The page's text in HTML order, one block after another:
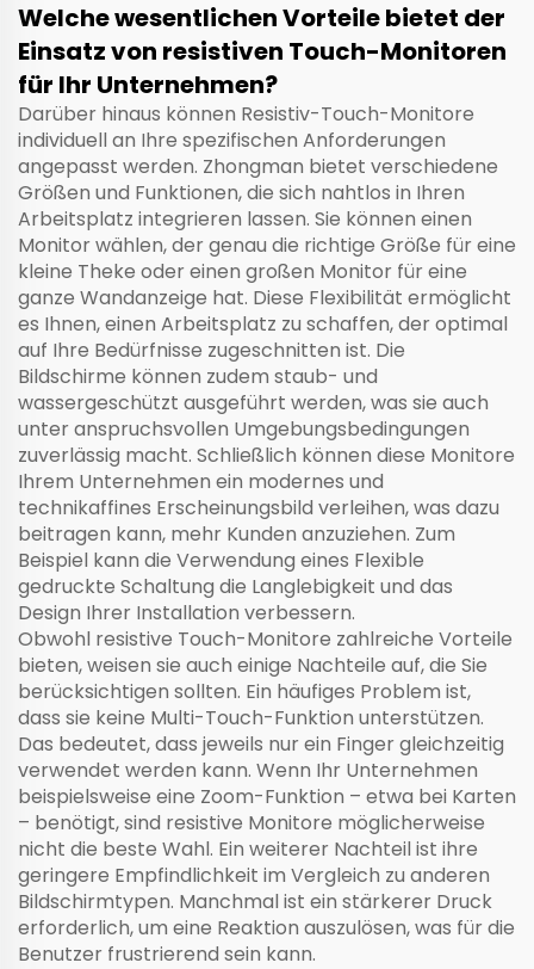
Welche wesentlichen Vorteile bietet der
Einsatz von resistiven Touch-Monitoren
für Ihr Unternehmen?
Darüber hinaus können Resistiv-Touch-Monitore
individuell an Ihre spezifischen Anforderungen
angepasst werden. Zhongman bietet verschiedene
Größen und Funktionen, die sich nahtlos in Ihren
Arbeitsplatz integrieren lassen. Sie können einen
Monitor wählen, der genau die richtige Größe für eine
kleine Theke oder einen großen Monitor für eine
ganze Wandanzeige hat. Diese Flexibilität ermöglicht
es Ihnen, einen Arbeitsplatz zu schaffen, der optimal
auf Ihre Bedürfnisse zugeschnitten ist. Die
Bildschirme können zudem staub- und
wassergeschützt ausgeführt werden, was sie auch
unter anspruchsvollen Umgebungsbedingungen
zuverlässig macht. Schließlich können diese Monitore
Ihrem Unternehmen ein modernes und
technikaffines Erscheinungsbild verleihen, was dazu
beitragen kann, mehr Kunden anzuziehen. Zum
Beispiel kann die Verwendung eines Flexible
gedruckte Schaltung die Langlebigkeit und das
Design Ihrer Installation verbessern.
Obwohl resistive Touch-Monitore zahlreiche Vorteile
bieten, weisen sie auch einige Nachteile auf, die Sie
berücksichtigen sollten. Ein häufiges Problem ist,
dass sie keine Multi-Touch-Funktion unterstützen.
Das bedeutet, dass jeweils nur ein Finger gleichzeitig
verwendet werden kann. Wenn Ihr Unternehmen
beispielsweise eine Zoom-Funktion – etwa bei Karten
– benötigt, sind resistive Monitore möglicherweise
nicht die beste Wahl. Ein weiterer Nachteil ist ihre
geringere Empfindlichkeit im Vergleich zu anderen
Bildschirmtypen. Manchmal ist ein stärkerer Druck
erforderlich, um eine Reaktion auszulösen, was für die
Benutzer frustrierend sein kann.